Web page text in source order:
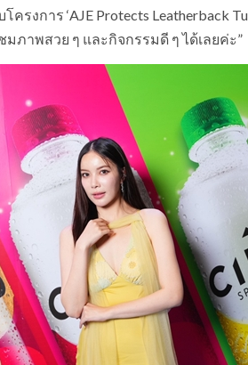
ครงการ ‘AJE Protects Leatherback
มภาพสวย ๆ และกิจกรรมดี ๆ ได้เลยค่ะ”